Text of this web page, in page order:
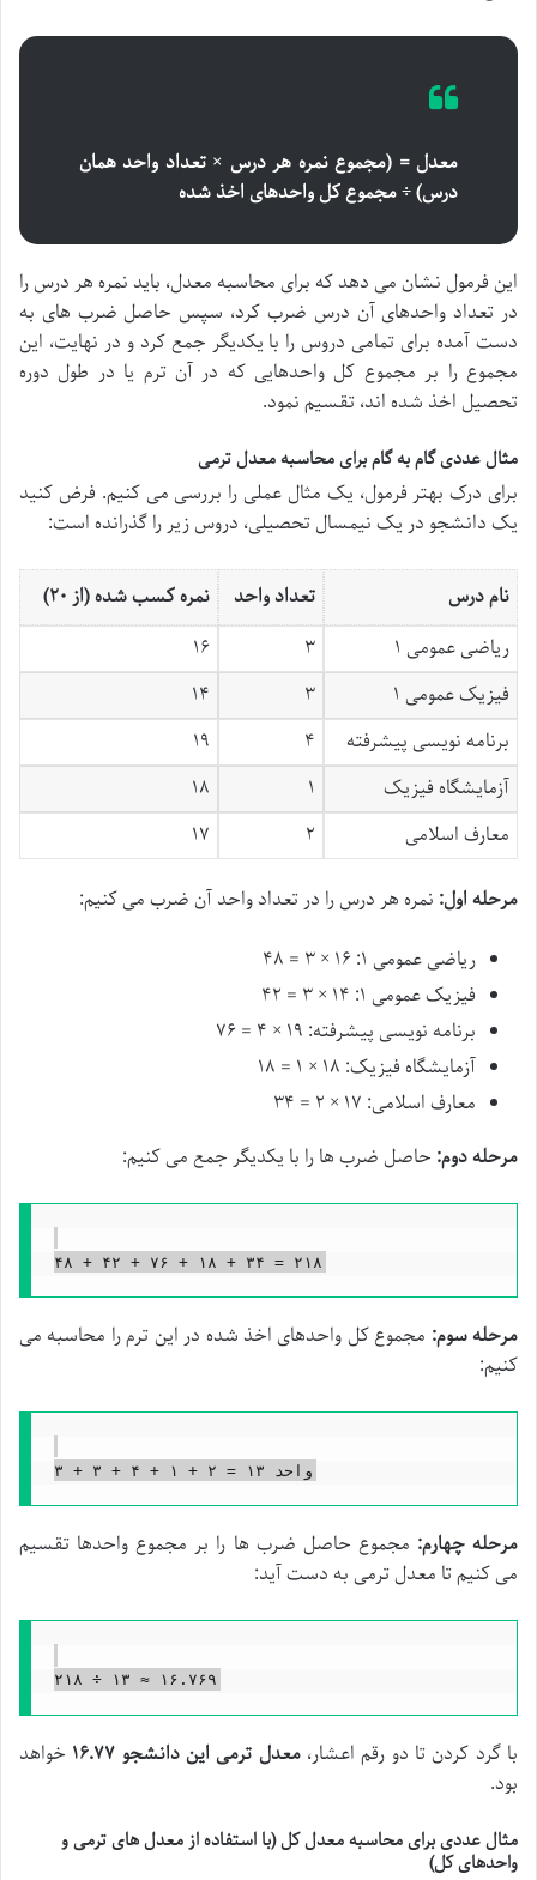
معدل = (مجموع نمره هر درس × تعداد واحد همان
درس) ÷ مجموع کل واحدهای اخذ شده
این فرمول نشان می دهد که برای محاسبه معدل، باید نمره هر درس را
در تعداد واحدهای آن درس ضرب کرد، سپس حاصل ضرب های به
دست آمده برای تمامی دروس را با یکدیگر جمع کرد و در نهایت، این
مجموع را بر مجموع کل واحدهایی که در آن ترم یا در طول دوره
تحصیل اخذ شده اند، تقسیم نمود.
مثال عددی گام به گام برای محاسبه معدل ترمی
برای درک بهتر فرمول، یک مثال عملی را بررسی می کنیم. فرض کنید
یک دانشجو در یک نیمسال تحصیلی، دروس زیر را گذرانده است:
نام درس تعداد واحد
نمره کسب شده (از ۲۰)
ریاضی عمومی ۱
۳
۱۶
فیزیک عمومی ۱
۳
۱۴
برنامه نویسی پیشرفته
۴
۱۹
آزمایشگاه فیزیک
۱
۱۸
معارف اسلامی
۲ ۱۷
مرحله اول: نمره هر درس را در تعداد واحد آن ضرب می کنیم:
ریاضی عمومی ۱: ۱۶ × ۳ = ۴۸
فیزیک عمومی ۱: ۱۴ × ۳ = ۴۲
برنامه نویسی پیشرفته: ۱۹ × ۴ = ۷۶
آزمایشگاه فیزیک: ۱۸ × ۱ = ۱۸
معارف اسلامی: ۱۷ × ۲ = ۳۴
مرحله دوم: حاصل ضرب ها را با یکدیگر جمع می کنیم:
مرحله سوم: مجموع کل واحدهای اخذ شده در این ترم را محاسبه می
کنیم:
مرحله چهارم: مجموع حاصل ضرب ها را بر مجموع واحدها تقسیم
می کنیم تا معدل ترمی به دست آید:
با گرد کردن تا دو رقم اعشار،معدل ترمی این دانشجو ۱۶.۷۷
خواهد
بود.
مثال عددی برای محاسبه معدل کل (با استفاده از معدل های ترمی و
واحدهای کل)